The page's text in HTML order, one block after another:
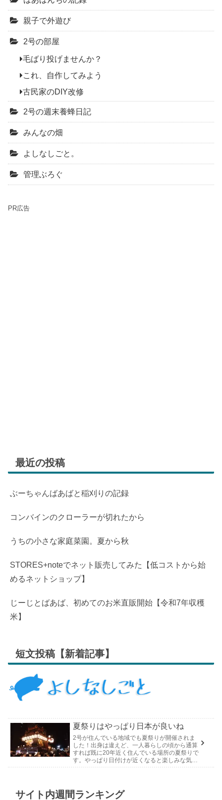
親子で外遊び
2号の部屋
毛ばり投げませんか？
これ、自作してみよう
古民家のDIY改修
2号の週末養蜂日記
みんなの畑
よしなしごと。
管理ぶろぐ
PR広告
最近の投稿
ぶーちゃんばあばと稲刈りの記録
コンバインのクローラーが切れたから
うちの小さな家庭菜園。夏から秋
STORES+noteでネット販売してみた【低コストから始
めるネットショップ】
じーじとばあば、初めてのお米直販開始【令和7年収穫
米】
短文投稿【新着記事】
夏祭りはやっぱり日本が良いね
2号が住んでいる地域でも夏祭りが開催されま
した！出身は違えど、一人暮らしの頃から通算
すれば既に20年近く住んでいる場所の夏祭りで
す。やっぱり日付けが近くなると楽しみな気持
サイト内週間ランキング